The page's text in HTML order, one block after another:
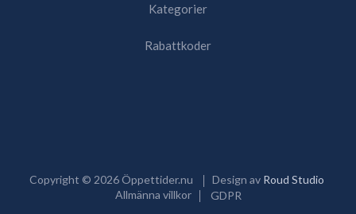
Kategorier
Rabattkoder
Copyright © 2026Öppettider.nu Design av Roud Studio
Allmänna villkor
GDPR